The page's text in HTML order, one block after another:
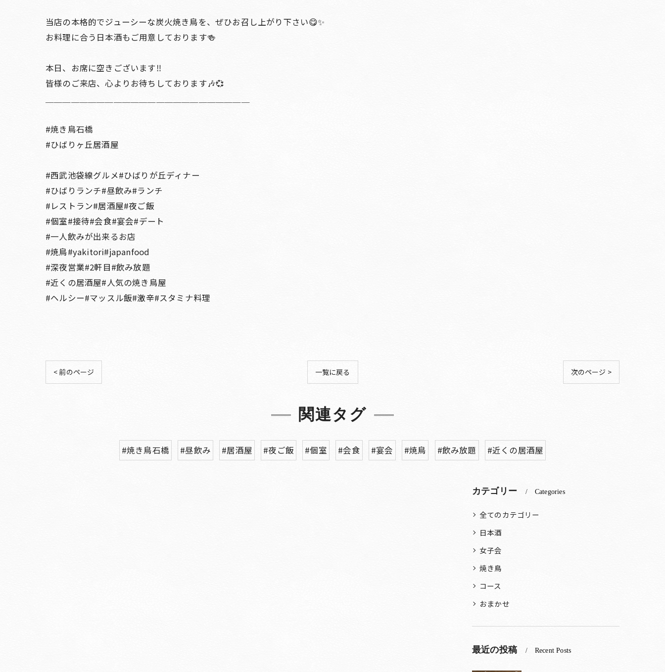
当店の本格的でジューシーな炭火焼き鳥を、ぜひお召し上がり下さい😋✨
お料理に合う日本酒もご用意しております🍻
本日、お席に空きございます‼️
皆様のご来店、心よりお待ちしております🎶💞
#焼き鳥石橋
#ひばりヶ丘居酒屋
#西武池袋線グルメ#ひばりが丘ディナー
#ひばりランチ#昼飲み#ランチ
#レストラン#居酒屋#夜ご飯
#個室#接待#会食#宴会#デート
#一人飲みが出来るお店
#焼鳥#yakitori#japanfood
#深夜営業#2軒目#飲み放題
#近くの居酒屋#人気の焼き鳥屋
#ヘルシー#マッスル飯#激辛#スタミナ料理
< 前のページ 一覧に戻る 次のページ >
関連タグ
#焼き鳥石橋 #昼飲み #居酒屋 #夜ご飯 #個室 #会食 #宴会 #焼鳥 #飲み放題 #近くの居酒屋
カテゴリー Categories
全てのカテゴリー
日本酒
女子会
焼き鳥
コース
おまかせ
最近の投稿 Recent Posts